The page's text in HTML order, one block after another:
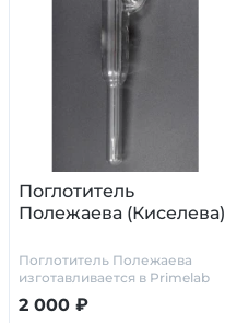
Поглотитель
Полежаева (Киселева)
Поглотитель Полежаева
изготавливается в Primelab
как по стандартным чертежам
(у нас они есть), так и по
2 000 ₽